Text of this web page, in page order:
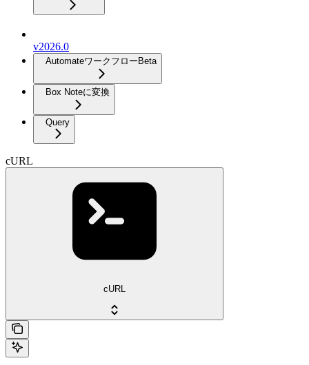
v2026.0
Automateワークフロー Beta
Box Noteに変換
Query
cURL
cURL